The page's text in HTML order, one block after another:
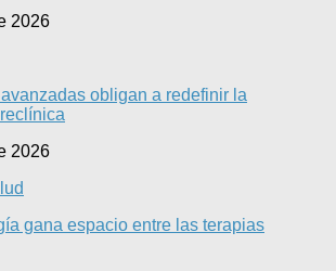
2026
obligan a redefinir la
2026
gana espacio entre las terapias